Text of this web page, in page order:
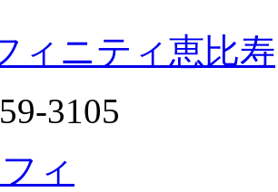
ィニティ恵比寿
3105